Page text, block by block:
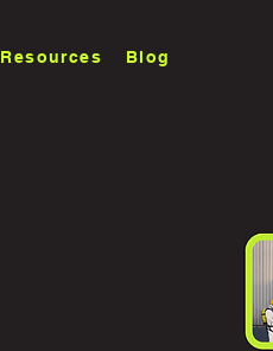
Resources Blog